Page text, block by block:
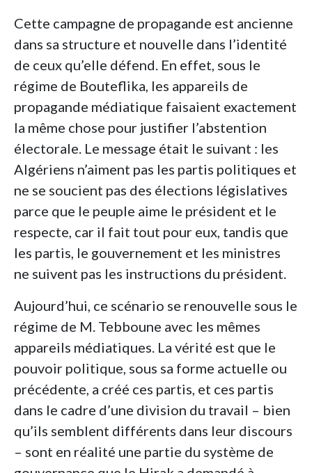
Cette campagne de propagande est ancienne
dans sa structure et nouvelle dans l’identité
de ceux qu’elle défend. En effet, sous le
régime de Bouteflika, les appareils de
propagande médiatique faisaient exactement
la même chose pour justifier l’abstention
électorale. Le message était le suivant : les
Algériens n’aiment pas les partis politiques et
ne se soucient pas des élections législatives
parce que le peuple aime le président et le
respecte, car il fait tout pour eux, tandis que
les partis, le gouvernement et les ministres
ne suivent pas les instructions du président.
Aujourd’hui, ce scénario se renouvelle sous le
régime de M. Tebboune avec les mêmes
appareils médiatiques. La vérité est que le
pouvoir politique, sous sa forme actuelle ou
précédente, a créé ces partis, et ces partis
dans le cadre d’une division du travail – bien
qu’ils semblent différents dans leur discours
– sont en réalité une partie du système de